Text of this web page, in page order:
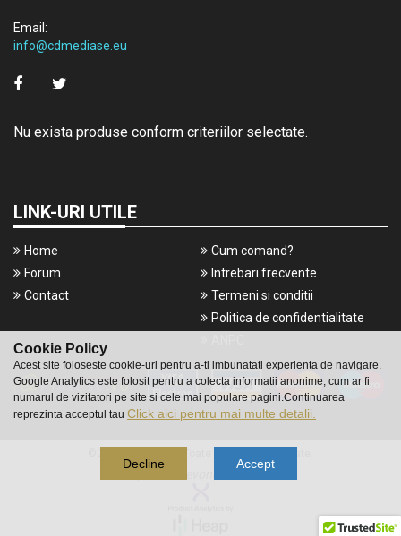
Cookie Policy
Acest site foloseste cookie-uri pentru a-ti imbunatati experienta de navigare.
Google Analytics este folosit pentru a colecta informatii anonime, cum ar fi
numarul de vizitatori pe site si cele mai populare pagini.Continuarea
reprezinta acceptul tau Click aici pentru mai multe detalii.
Decline Accept
Email:
info@cdmediase.eu
Nu exista produse conform criteriilor selectate.
LINK-URI UTILE
Home
Forum
Contact
Cum comand?
Intrebari frecvente
Termeni si conditii
Politica de confidentialitate
DNA